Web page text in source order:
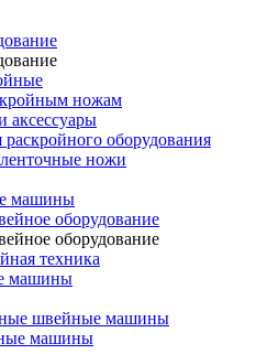
ножам
аксессуары
раскройного оборудования
ножи
машины
оборудование
оборудование
техника
машины
швейные машины
машины